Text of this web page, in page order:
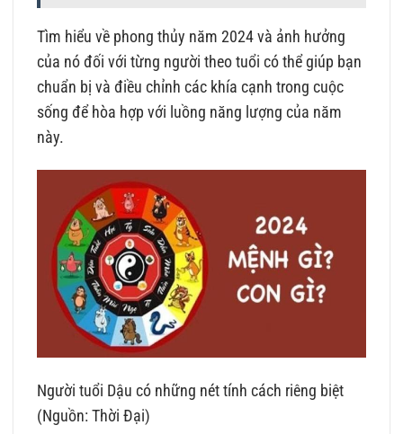
Tìm hiểu về phong thủy năm 2024 và ảnh hưởng
của nó đối với từng người theo tuổi có thể giúp bạn
chuẩn bị và điều chỉnh các khía cạnh trong cuộc
sống để hòa hợp với luồng năng lượng của năm
này.
Người tuổi Dậu có những nét tính cách riêng biệt
(Nguồn: Thời Đại)